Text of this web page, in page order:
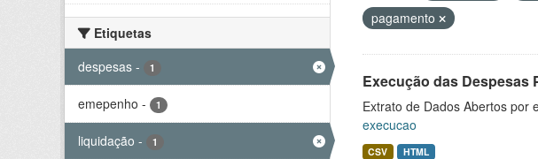
Etiquetas
despesas - 1
emepenho - 1
liquidação - 1
pagamento
Execução das Despesas
Extrato de Dados Abertos por
execucao
CSV HTML